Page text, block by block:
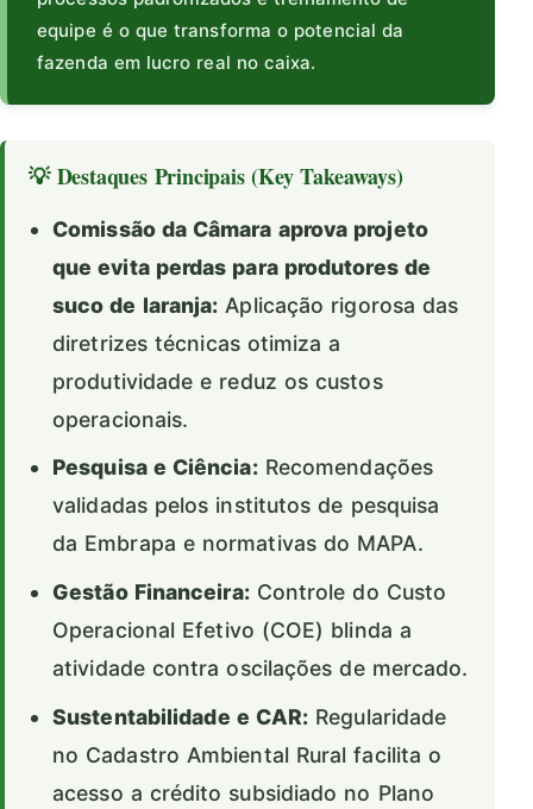
equipe é o que transforma o potencial da
fazenda em lucro real no caixa.
💡 Destaques Principais (Key Takeaways)
Comissão da Câmara aprova projeto
que evita perdas para produtores de
suco de laranja: Aplicação rigorosa das
diretrizes técnicas otimiza a
produtividade e reduz os custos
operacionais.
Pesquisa e Ciência:Recomendações
validadas pelos institutos de pesquisa
da Embrapa e normativas do MAPA.
Gestão Financeira:Controle do Custo
Operacional Efetivo (COE) blinda a
atividade contra oscilações de mercado.
Sustentabilidade e CAR: Regularidade
no Cadastro Ambiental Rural facilita o
acesso a crédito subsidiado no Plano